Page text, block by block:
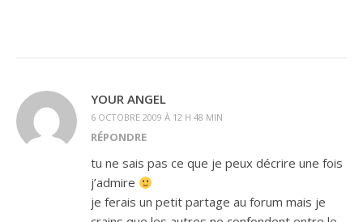
YOUR ANGEL
6 OCTOBRE 2009 À 12 H 48 MIN
RÉPONDRE
tu ne sais pas ce que je peux décrire une fois
j’admire
je ferais un petit partage au forum mais je